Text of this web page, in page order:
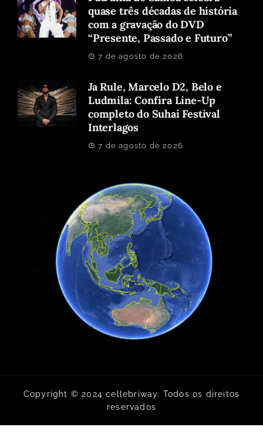
quase três décadas de história
com a gravação do DVD
“Presente, Passado e Futuro”
7 de agosto de 2026
Ja Rule, Marcelo D2, Belo e
Ludmila: Confira Line-Up
completo do Suhai Festival
Interlagos
7 de agosto de 2026
Copyright © 2024 cellebriway. Todos os direitos
reservados